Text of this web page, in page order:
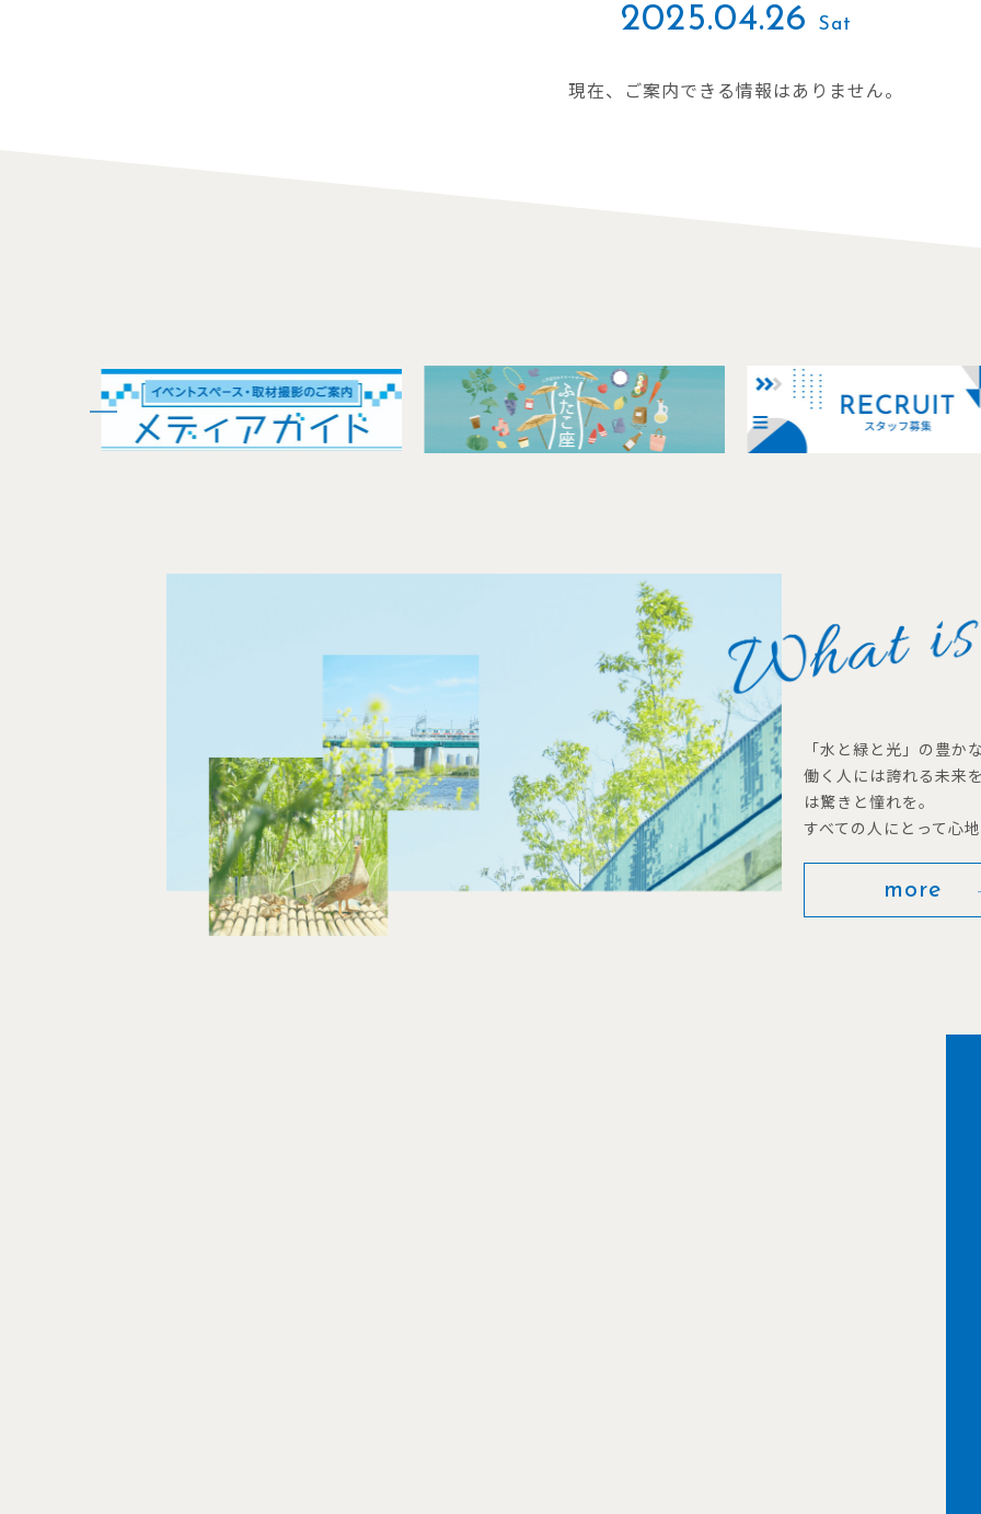
2025.04.26 Sat
現在、ご案内できる情報はありません。
「水と緑と光」の豊
働く人には誇れる未来
は驚きと憧れを。
すべての人にとって心
more